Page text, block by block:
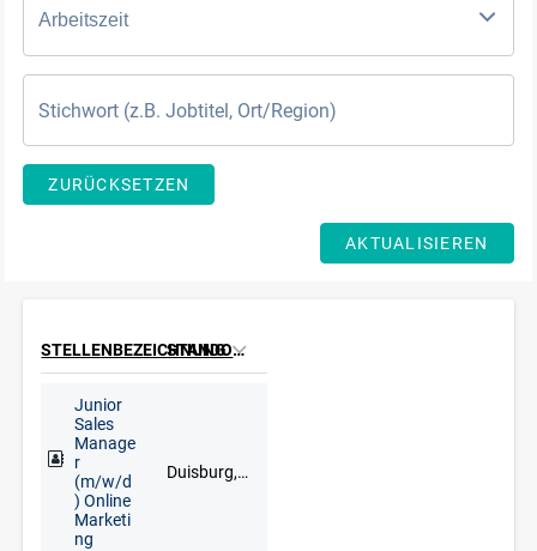
Arbeitszeit
ZURÜCKSETZEN
AKTUALISIEREN
STELLENBEZEICHNUNG STANDORT
Junior
Sales
Manage
r
(m/w/d
) Online
Marketi
ng
Duisburg, Düsseldorf, Goch, Kleve, Krefeld, Meerbusch, Remscheid, Solingen, Wuppertal